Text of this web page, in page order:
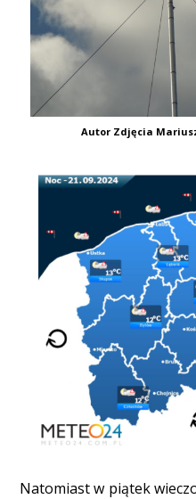
Autor Zdjęcia
Natomiast w piątek